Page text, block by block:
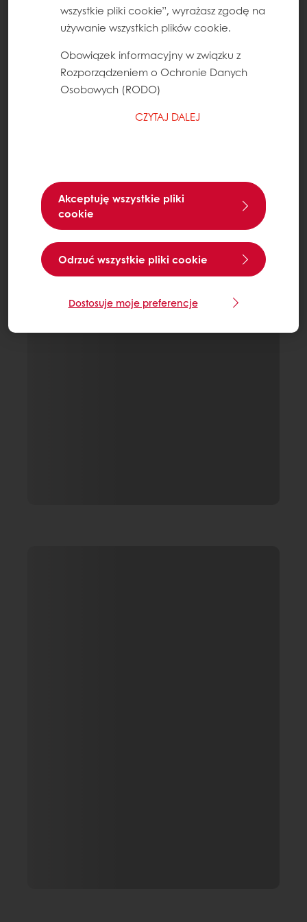
wszystkie pliki cookie”, wyrażasz zgodę na
używanie wszystkich plików cookie.
Obowiązek informacyjny w związku z
Rozporządzeniem o Ochronie Danych
Osobowych (RODO)
CZYTAJ DALEJ
Akceptuję wszystkie pliki
cookie
Odrzuć wszystkie pliki cookie
Dostosuje moje preferencje